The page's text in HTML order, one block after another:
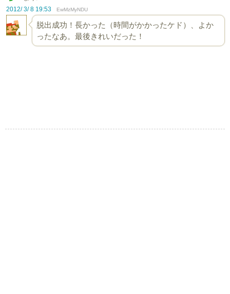
2012/ 3/ 8 19:53
EwMzMyNDU
脱出成功！長かった（時間がかかったケド）、よか
ったなあ。最後きれいだった！